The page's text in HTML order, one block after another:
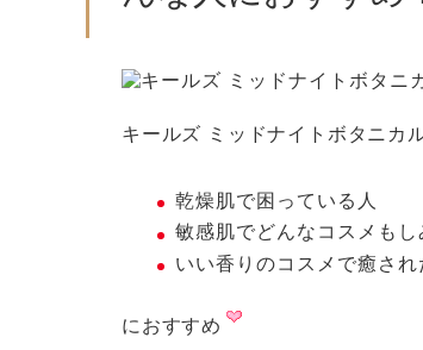
キールズ ミッドナイトボタニカ
乾燥肌で困っている人
敏感肌でどんなコスメもし
いい香りのコスメで癒され
におすすめ